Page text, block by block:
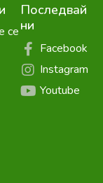
се
Последвай
ни
Facebook
Instagram
Youtube